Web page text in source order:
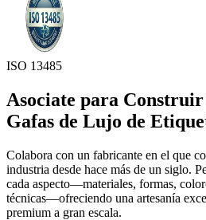
ISO 13485
Asociate para
Gafas de Lujo de
Colabora con un fabricante en el que
industria desde hace más de un siglo.
cada aspecto—materiales, formas,
técnicas—ofreciendo una artesanía
premium a gran escala.